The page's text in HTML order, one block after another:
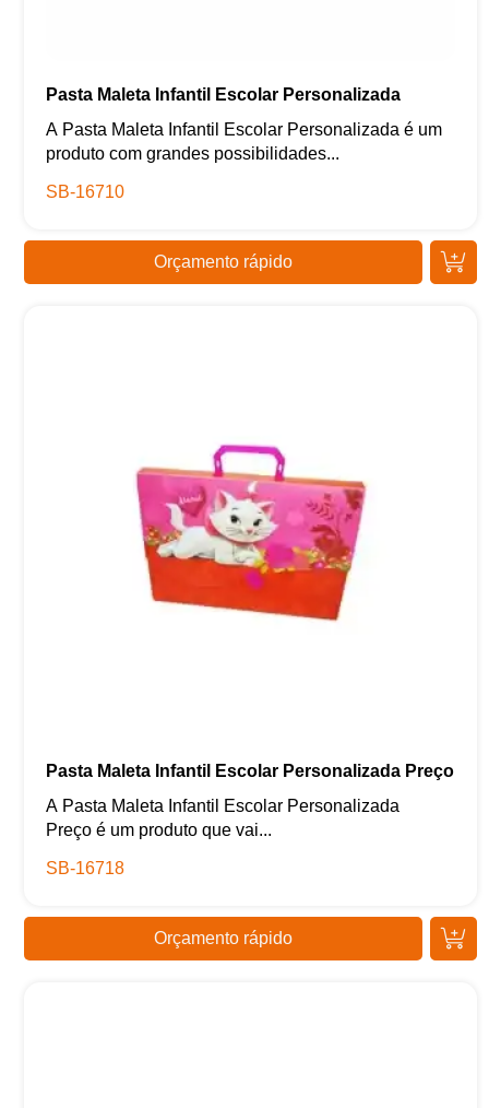
Pasta Maleta Infantil Escolar Personalizada
A Pasta Maleta Infantil Escolar Personalizada é um
produto com grandes possibilidades...
SB-16710
Orçamento rápido
Pasta Maleta Infantil Escolar Personalizada Preço
A Pasta Maleta Infantil Escolar Personalizada
Preço é um produto que vai...
SB-16718
Orçamento rápido